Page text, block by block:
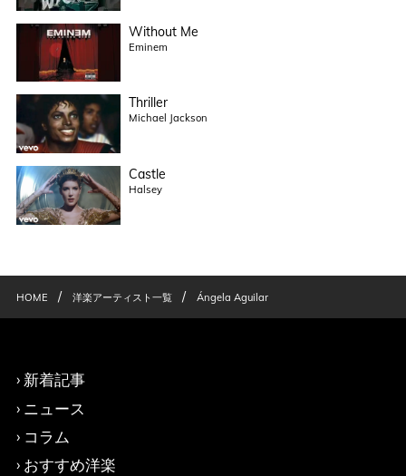
Without Me
Eminem
Thriller
Michael Jackson
Castle
Halsey
HOME / 洋楽アーティスト一覧 / Ángela Aguilar
新着記事
ニュース
コラム
おすすめ洋楽